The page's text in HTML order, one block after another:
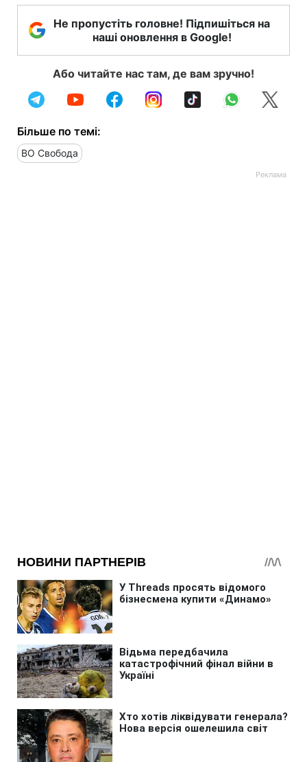
Не пропустіть головне! Підпишіться на
наші оновлення в Google!
Або читайте нас там, де вам зручно!
Більше по темі:
ВО Свобода